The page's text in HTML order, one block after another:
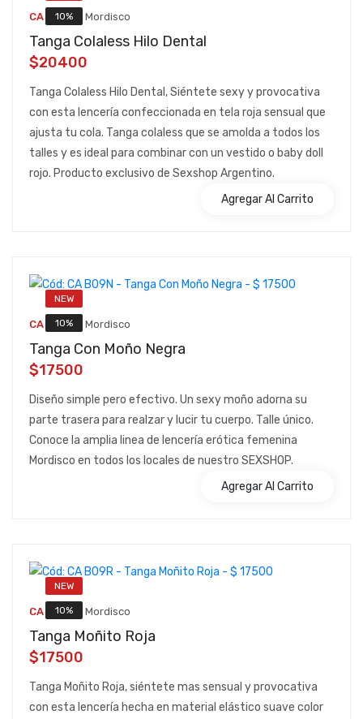
10%
CA B08R Mordisco
Tanga Colaless Hilo Dental
$20400
Tanga Colaless Hilo Dental, Siéntete sexy y provocativa
con esta lencería confeccionada en tela roja sensual que
ajusta tu cola. Tanga colaless que se amolda a todos los
talles y es ideal para combinar con un vestido o baby doll
rojo. Producto exclusivo de Sexshop Argentino.
Agregar Al Carrito
NEW
10%
CA B09N Mordisco
Tanga Con Moño Negra
$17500
Diseño simple pero efectivo. Un sexy moño adorna su
parte trasera para realzar y lucir tu cuerpo. Talle único.
Conoce la amplia linea de lencería erótica femenina
Mordisco en todos los locales de nuestro SEXSHOP.
Agregar Al Carrito
NEW
10%
CA B09R Mordisco
Tanga Moñito Roja
$17500
Tanga Moñito Roja, siéntete mas sensual y provocativa
con esta lencería hecha en material elástico suave color